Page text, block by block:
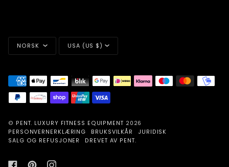
SPRÅK
NORSK
VALUTA
USA (US $)
© PENT. LUXURY FITNESS EQUIPMENT 2026
PERSONVERNERKLÆRING
BRUKSVILKÅR
JURIDISK
SALG OG REFUSJONER
DREVET AV PENT.